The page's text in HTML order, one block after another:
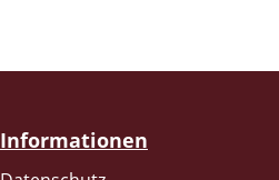
Informationen